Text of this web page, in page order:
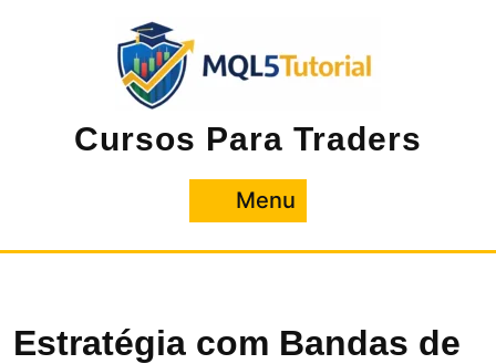
Cursos Para Traders
Menu
Estratégia com Bandas de